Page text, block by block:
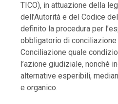
TICO), in attuazione della
dell’Autorità e del Codice
definito la procedura per
obbligatorio di
Conciliazione quale
l’azione giudiziale, nonché
alternative esperibili,
e organico.